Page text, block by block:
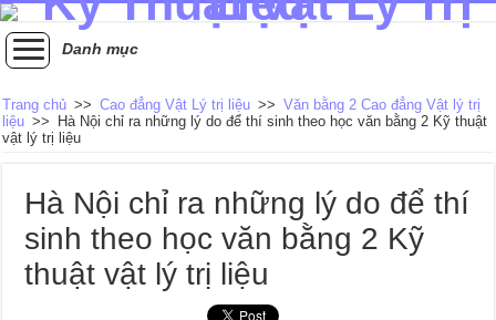
Danh mục
Trang chủ >> Cao đẳng Vật Lý trị liệu >> Văn bằng 2 Cao đẳng Vật lý trị
liệu >>
Hà Nội chỉ ra những lý do để thí sinh theo học văn bằng 2 Kỹ thuật
vật lý trị liệu
Hà Nội chỉ ra những lý do để thí
sinh theo học văn bằng 2 Kỹ
thuật vật lý trị liệu